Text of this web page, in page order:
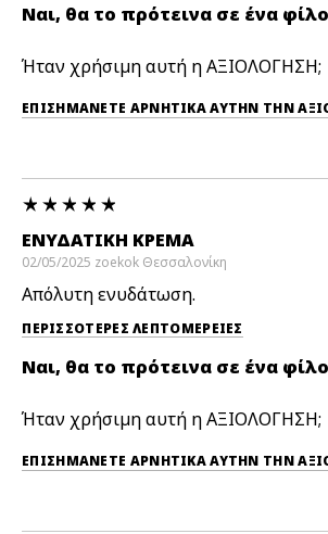
Ναι, θα το πρότεινα σε ένα φίλο
Ήταν χρήσιμη αυτή η ΑΞΙΟΛΟΓΗΣΗ;
ΕΠΙΣΗΜΆΝΕΤΕ ΑΡΝΗΤΙΚΆ
ΕΝΥΔΑΤΙΚΗ ΚΡΕΜΑ
02/05/2025 zoekok Θεσσαλονίκη
Απόλυτη ενυδάτωση.
ΠΕΡΙΣΣΌΤΕΡΕΣ ΛΕΠΤΟΜΈΡΕΙΕΣ
Ναι, θα το πρότεινα σε ένα φίλο
Ήταν χρήσιμη αυτή η ΑΞΙΟΛΟΓΗΣΗ;
ΕΠΙΣΗΜΆΝΕΤΕ ΑΡΝΗΤΙΚΆ